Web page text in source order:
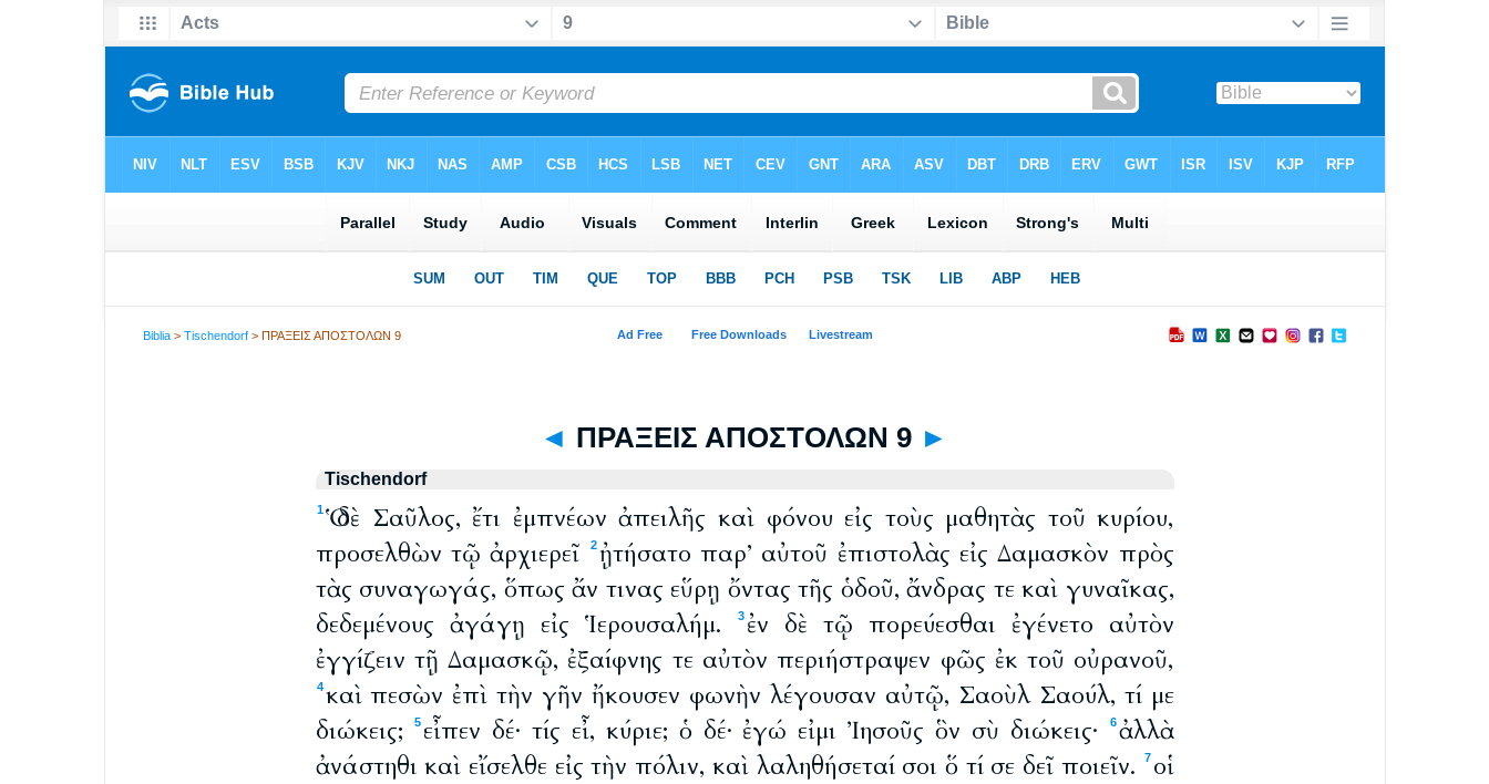
Biblia >Tischendorf > ΠΡΑΞΕΙΣ ΑΠΟΣΤΟΛΩΝ 9
◄ ΠΡΑΞΕΙΣ ΑΠΟΣΤΟΛΩΝ 9 ►
Tischendorf
1 Ὁ δὲ Σαῦλος, ἔτι ἐμπνέων ἀπειλῆς καὶ φόνου εἰς τοὺς μαθητὰς τοῦ κυρίου,
προσελθὼν τῷ ἀρχιερεῖ
2 ᾐτήσατο παρ’ αὐτοῦ ἐπιστολὰς εἰς Δαμασκὸν πρὸς
τὰς συναγωγάς, ὅπως ἄν τινας εὕρῃ ὄντας τῆς ὁδοῦ, ἄνδρας τε καὶ γυναῖκας,
δεδεμένους ἀγάγῃ εἰς Ἱερουσαλήμ.
3 ἐν δὲ τῷ πορεύεσθαι ἐγένετο αὐτὸν
ἐγγίζειν τῇ Δαμασκῷ, ἐξαίφνης τε αὐτὸν περιήστραψεν φῶς ἐκ τοῦ οὐρανοῦ,
4 καὶ πεσὼν ἐπὶ τὴν γῆν ἤκουσεν φωνὴν λέγουσαν αὐτῷ, Σαοὺλ Σαούλ, τί με
διώκεις;
5 εἶπεν δέ· τίς εἶ, κύριε; ὁ δέ· ἐγώ εἰμι Ἰησοῦς ὃν σὺ διώκεις· 6 ἀλλὰ
ἀνάστηθι καὶ εἴσελθε εἰς τὴν πόλιν, καὶ λαληθήσεταί σοι ὅ τί σε δεῖ ποιεῖν.
7 οἱ